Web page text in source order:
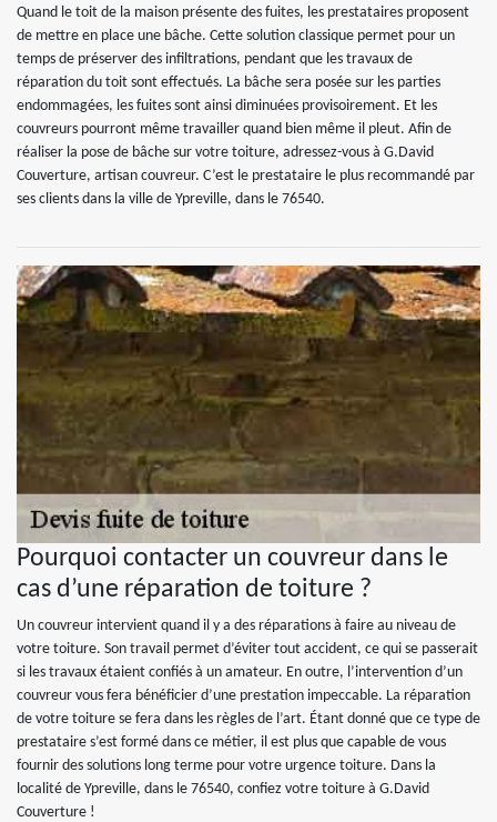
Quand le toit de la maison présente des fuites, les prestataires proposent
de mettre en place une bâche. Cette solution classique permet pour un
temps de préserver des infiltrations, pendant que les travaux de
réparation du toit sont effectués. La bâche sera posée sur les parties
endommagées, les fuites sont ainsi diminuées provisoirement. Et les
couvreurs pourront même travailler quand bien même il pleut. Afin de
réaliser la pose de bâche sur votre toiture, adressez-vous à G.David
Couverture, artisan couvreur. C’est le prestataire le plus recommandé par
ses clients dans la ville de Ypreville, dans le 76540.
Pourquoi contacter un couvreur dans le
cas d’une réparation de toiture ?
Un couvreur intervient quand il y a des réparations à faire au niveau de
votre toiture. Son travail permet d’éviter tout accident, ce qui se passerait
si les travaux étaient confiés à un amateur. En outre, l’intervention d’un
couvreur vous fera bénéficier d’une prestation impeccable. La réparation
de votre toiture se fera dans les règles de l’art. Étant donné que ce type de
prestataire s’est formé dans ce métier, il est plus que capable de vous
fournir des solutions long terme pour votre urgence toiture. Dans la
localité de Ypreville, dans le 76540, confiez votre toiture à G.David
Couverture !